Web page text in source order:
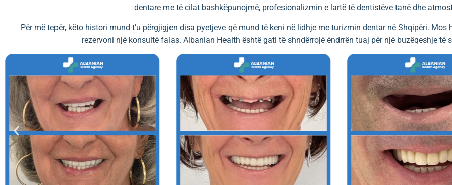
dentare me të cilat bashkëpunojmë, profesionalizmin e lartë të dentistëve tanë dhe
Për më tepër, këto histori mund t’u përgjigjen disa pyetjeve që mund të keni në lidhje me turizmin dentar në Shqipëri.
rezervoni një konsultë falas. Albanian Health është gati të shndërrojë ëndrrën tuaj për një buzëqeshje të